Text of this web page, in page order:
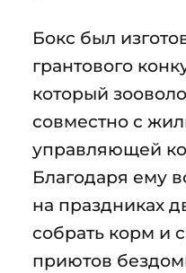
Бокс был
грантового
который
совместно с
управляющей
Благодаря ему
на праздниках
собрать корм и
приютов